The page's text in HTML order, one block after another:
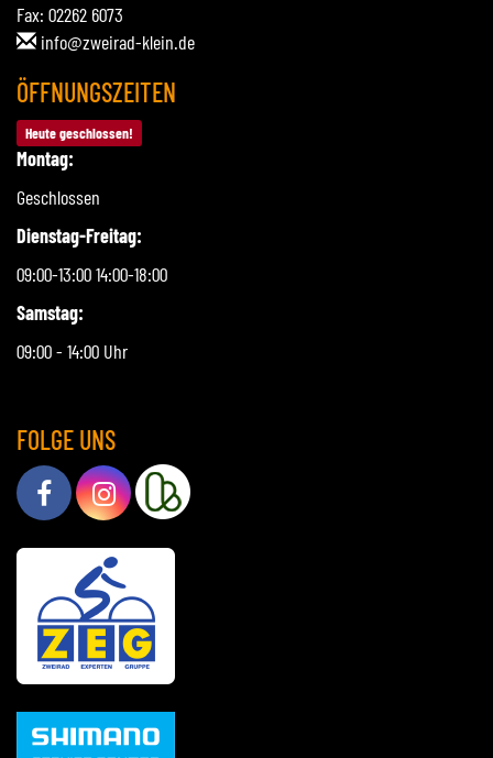
Fax: 02262 6073
info@zweirad-klein.de
ÖFFNUNGSZEITEN
Heute geschlossen!
Montag:
Geschlossen
Dienstag-Freitag:
09:00-13:00 14:00-18:00
Samstag:
09:00 - 14:00 Uhr
FOLGE UNS